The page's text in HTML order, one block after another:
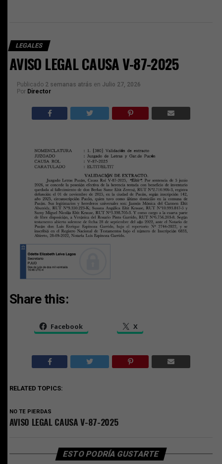
LEGALES
AVISO LEGAL CAUSA V-87-2025
Publicado 2 semanas atrás en Julio 27, 2026
Por Director
Share this:
Facebook X
RELATED TOPICS:
NO TE PIERDAS
AVISO LEGAL CAUSA V-87-2025
ESTO PODRÍA GUSTARTE